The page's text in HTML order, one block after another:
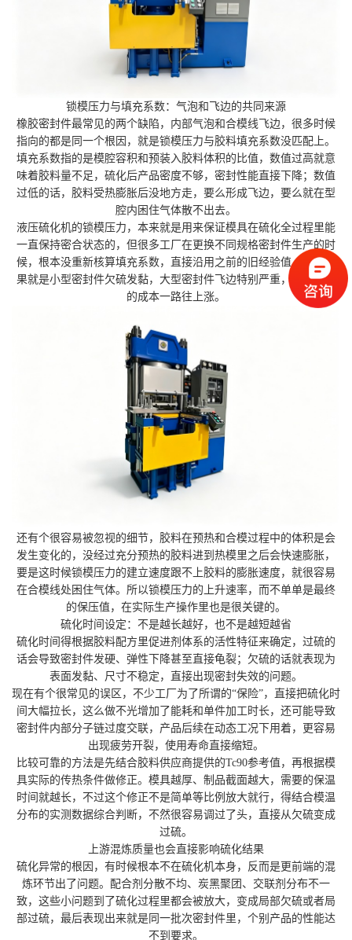
锁模压力与填充系数：气泡和飞边的共同来源
橡胶密封件最常见的两个缺陷，内部气泡和合模线飞边，很多时候
指向的都是同一个根因，就是锁模压力与胶料填充系数没匹配上。
填充系数指的是模腔容积和预装入胶料体积的比值，数值过高就意
味着胶料量不足，硫化后产品密度不够，密封性能直接下降；数值
过低的话，胶料受热膨胀后没地方走，要么形成飞边，要么就在型
腔内困住气体散不出去。
液压硫化机的锁模压力，本来就是用来保证模具在硫化全过程里能
一直保持密合状态的，但很多工厂在更换不同规格密封件生产的时
候，根本没重新核算填充系数，直接沿用之前的旧经验值。最后结
果就是小型密封件欠硫发黏，大型密封件飞边特别严重，后续修边
的成本一路往上涨。
还有个很容易被忽视的细节，胶料在预热和合模过程中的体积是会
发生变化的，没经过充分预热的胶料进到热模里之后会快速膨胀，
要是这时候锁模压力的建立速度跟不上胶料的膨胀速度，就很容易
在合模线处困住气体。所以锁模压力的上升速率，而不单单是最终
的保压值，在实际生产操作里也是很关键的。
硫化时间设定：不是越长越好，也不是越短越省
硫化时间得根据胶料配方里促进剂体系的活性特征来确定，过硫的
话会导致密封件发硬、弹性下降甚至直接龟裂；欠硫的话就表现为
表面发黏、尺寸不稳定，直接出现密封失效的问题。
现在有个很常见的误区，不少工厂为了所谓的“保险”，直接把硫化时
间大幅拉长，这么做不光增加了能耗和单件加工时长，还可能导致
密封件内部分子链过度交联，产品后续在动态工况下用着，更容易
出现疲劳开裂，使用寿命直接缩短。
比较可靠的方法是先结合胶料供应商提供的Tc90参考值，再根据模
具实际的传热条件做修正。模具越厚、制品截面越大，需要的保温
时间就越长，不过这个修正不是简单等比例放大就行，得结合模温
分布的实测数据综合判断，不然很容易调过了头，直接从欠硫变成
过硫。
上游混炼质量也会直接影响硫化结果
硫化异常的根因，有时候根本不在硫化机本身，反而是更前端的混
炼环节出了问题。配合剂分散不均、炭黑聚团、交联剂分布不一
致，这些小问题到了硫化过程里都会被放大，变成局部欠硫或者局
部过硫，最后表现出来就是同一批次密封件里，个别产品的性能达
不到要求。